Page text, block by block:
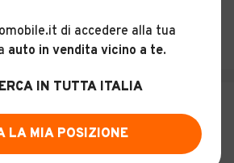
SALVA RICERCA
di accedere alla tua
auto in vendita vicino a te.
IN TUTTA ITALIA
LA MIA POSIZIONE